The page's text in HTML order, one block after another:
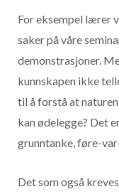
For eksempel lærer
saker på våre
demonstrasjoner.
kunnskapen ikke
til å forstå at
kan ødelegge? Det
grunntanke, føre-
Det som også